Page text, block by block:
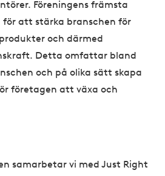
Föreningens främsta
att stärka branschen för
och därmed
Detta omfattar bland
och på olika sätt skapa
företagen att växa och
samarbetar vi med Just Right